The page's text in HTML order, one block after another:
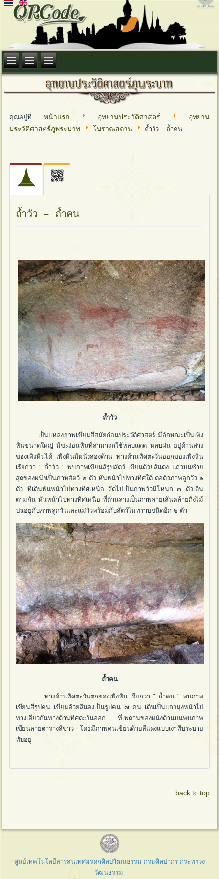
คุณอยู่ที่: หน้าแรก อุทยานประวัติศาสตร์
อุทยาน
ประวัติศาสตร์ภูพระบาท
โบราณสถาน ถ้ำวัว – ถ้ำคน
ถ้ำวัว – ถ้ำคน
ถ้ำวัว
เป็นแหล่งภาพเขียนสีสมัยก่อนประวัติศาสตร์ มีลักษณะเป็นเพิง
หินขนาดใหญ่ มีชะง่อนหินที่สามารถใช้หลบแดด หลบฝน อยู่ด้านล่าง
ของเพิงหินได้ เพิงหินมีผนังสองด้าน ทางด้านทิศตะวันออกของเพิงหิน
เรียกว่า " ถ้ำวัว " พบภาพเขียนสีรูปสัตว์ เขียนด้วยสีแดง แถวบนซ้าย
สุดของผนังเป็นภาพสัตว์ ๒ ตัว หันหน้าไปทางทิศใต้ ต่อด้วภาพลูกวัว ๑
ตัว ที่เดินหันหน้าไปทางทิศเหนือ ถัดไปเป็นภาพวัวมีโหนก ๓ ตัวเดิน
ตามกัน หันหน้าไปทางทิศเหนือ ที่ด้านล่างเป็นภาพลายเส้นคล้ายกิ่งไม้
ปนอยู่กับภาพลูกวัวและแม่วัวพร้อมกับสัตว์ไม่ทราบชนิดอีก ๒ ตัว
ถ้ำคน
ทางด้านทิศตะวันตกของเพิงหิน เรียกว่า " ถ้ำคน " พบภาพ
เขียนสีรูปคน เขียนด้วยสีแดงเป็นรูปคน ๗ คน เดินเป็นแถวมุ่งหน้าไป
ทางเดียวกันทางด้านทิศตะวันออก ที่เพดานของผนังด้านบนพบภาพ
เขียนลายตารางสีขาว โดยมีภาพคนเขียนด้วยสีแดงแบบเงาทึบระบาย
ทับอยู่
back to top
ศูนย์เทคโนโลยีสารสนเทศมรดกศิลปวัฒนธรรม กรมศิลปากร กระทรวง
วัฒนธรรม